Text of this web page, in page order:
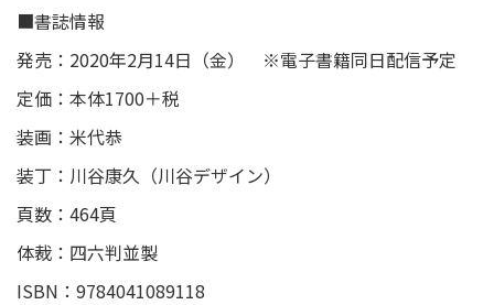
■書誌情報
発売：2020年2月14日（金） ※電子書籍同日配信予定
定価：本体1700＋税
装画：米代恭
装丁：川谷康久（川谷デザイン）
頁数：464頁
体裁：四六判並製
ISBN：9784041089118